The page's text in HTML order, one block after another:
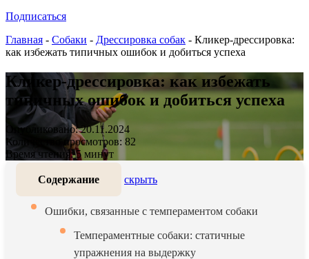
Подписаться
Главная - Собаки - Дрессировка собак - Кликер-дрессировка:
как избежать типичных ошибок и добиться успеха
Кликер-дрессировка: как избежать
типичных ошибок и добиться успеха
Опубликовано: 20.11.2024
Количество просмотров: 82
Время чтения: 5 минут
Содержание скрыть
Ошибки, связанные с темпераментом собаки
Темпераментные собаки: статичные
упражнения на выдержку